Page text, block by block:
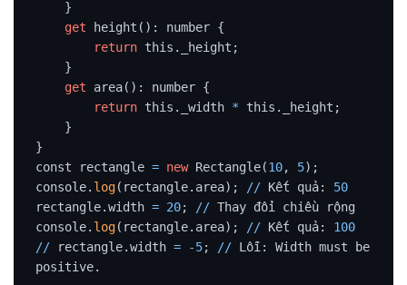
get height(): number {
return this._height;
get area(): number {
return this._width * this._height;
}
const rectangle = new Rectangle(10, 5);
console. log(rectangle.area); // Kết quả: 50
rectangle.width = 20; // Thay đổi chiều rộng
console. log(rectangle.area); // Kết quả: 100
// rectangle.width = -5; // Lỗi: Width must be
positive.